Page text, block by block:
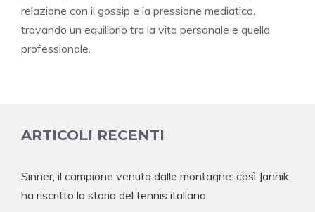
relazione con il gossip e la pressione mediatica,
trovando un equilibrio tra la vita personale e quella
professionale.
ARTICOLI RECENTI
Sinner, il campione venuto dalle montagne: così Jannik
ha riscritto la storia del tennis italiano